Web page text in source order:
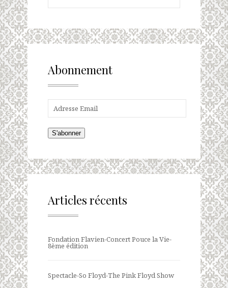
Abonnement
S'abonner
Articles récents
Fondation Flavien-Concert Pouce la Vie-
8ème édition
Spectacle-So Floyd-The Pink Floyd Show